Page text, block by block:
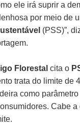
ele irá suprir a
por meio de
(PSS)”,
Florestal cita o
trata do limite de
como
Cabe a